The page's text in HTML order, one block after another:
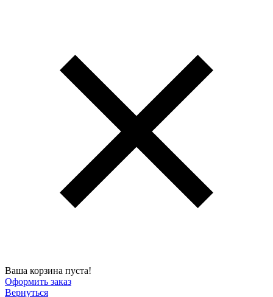
Ваша корзина пуста!
Оформить заказ
Вернуться